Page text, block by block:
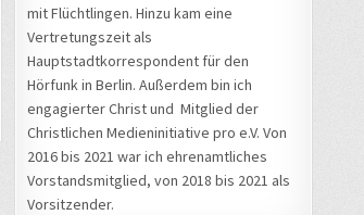
mit Flüchtlingen. Hinzu kam eine
Vertretungszeit als
Hauptstadtkorrespondent für den
Hörfunk in Berlin. Außerdem bin ich
engagierter Christ und Mitglied der
Christlichen Medieninitiative pro e.V. Von
2016 bis 2021 war ich ehrenamtliches
Vorstandsmitglied, von 2018 bis 2021 als
Vorsitzender.